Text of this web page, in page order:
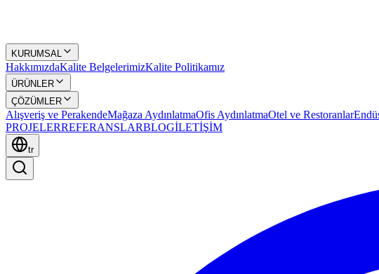
KURUMSAL
HakkımızdaKalite BelgelerimizKalite Politikamız
ÜRÜNLER
ÇÖZÜMLER
Alışveriş ve PerakendeMağaza AydınlatmaOfis AydınlatmaOtel ve Restoranlar
PROJELERREFERANSLARBLOGİLETİŞİM
tr